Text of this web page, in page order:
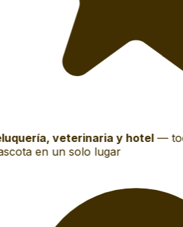
veterinaria y hotel—
en un solo lugar